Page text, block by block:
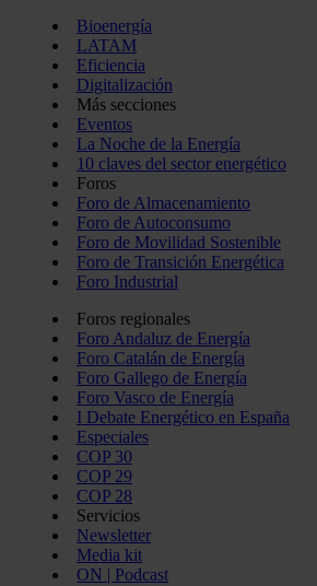
Bioenergía
LATAM
Eficiencia
Digitalización
Más secciones
Eventos
La Noche de la Energía
10 claves del sector energético
Foros
Foro de Almacenamiento
Foro de Autoconsumo
Foro de Movilidad Sostenible
Foro de Transición Energética
Foro Industrial
Foros regionales
Foro Andaluz de Energía
Foro Catalán de Energía
Foro Gallego de Energía
Foro Vasco de Energía
I Debate Energético en España
Especiales
COP 30
COP 29
COP 28
Servicios
Newsletter
Media kit
ON | Podcast